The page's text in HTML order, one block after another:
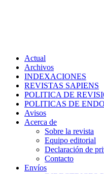
Actual
Archivos
INDEXACIONES
REVISTAS SAPIENS
POLITICA DE
POLITICAS DE
Avisos
Acerca de
Sobre la revista
Equipo editorial
Declaración de
Contacto
Envíos